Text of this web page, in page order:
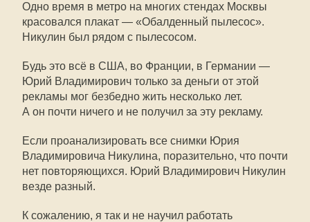
Одно время в метро на многих стендах Москвы
красовался плакат — «Обалденный пылесос».
Никулин был рядом с пылесосом.
Будь это всё в США, во Франции, в Германии —
Юрий Владимирович только за деньги от этой
рекламы мог безбедно жить несколько лет.
А он почти ничего и не получил за эту рекламу.
Если проанализировать все снимки Юрия
Владимировича Никулина, поразительно, что почти
нет повторяющихся. Юрий Владимирович Никулин
везде разный.
К сожалению, я так и не научил работать